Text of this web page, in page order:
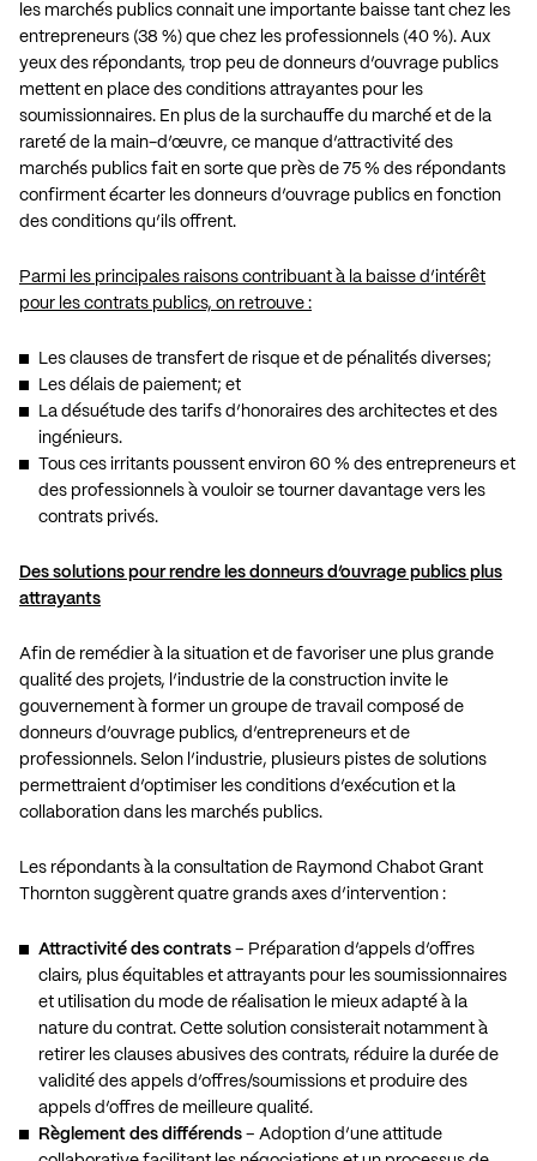
les marchés publics connait une importante baisse tant chez les
entrepreneurs (38 %) que chez les professionnels (40 %). Aux
yeux des répondants, trop peu de donneurs d’ouvrage publics
mettent en place des conditions attrayantes pour les
soumissionnaires. En plus de la surchauffe du marché et de la
rareté de la main-d’œuvre, ce manque d’attractivité des
marchés publics fait en sorte que près de 75 % des répondants
confirment écarter les donneurs d’ouvrage publics en fonction
des conditions qu’ils offrent.
Parmi les principales raisons contribuant à la baisse d’intérêt
pour les contrats publics, on retrouve :
Les clauses de transfert de risque et de pénalités diverses;
Les délais de paiement; et
La désuétude des tarifs d’honoraires des architectes et des
ingénieurs.
Tous ces irritants poussent environ 60 % des entrepreneurs et
des professionnels à vouloir se tourner davantage vers les
contrats privés.
Des solutions pour rendre les donneurs d’ouvrage publics plus
attrayants
Afin de remédier à la situation et de favoriser une plus grande
qualité des projets, l’industrie de la construction invite le
gouvernement à former un groupe de travail composé de
donneurs d’ouvrage publics, d’entrepreneurs et de
professionnels. Selon l’industrie, plusieurs pistes de solutions
permettraient d’optimiser les conditions d’exécution et la
collaboration dans les marchés publics.
Les répondants à la consultation de Raymond Chabot Grant
Thornton suggèrent quatre grands axes d’intervention :
Attractivité des contrats – Préparation d’appels d’offres
clairs, plus équitables et attrayants pour les soumissionnaires
et utilisation du mode de réalisation le mieux adapté à la
nature du contrat. Cette solution consisterait notamment à
retirer les clauses abusives des contrats, réduire la durée de
validité des appels d’offres/soumissions et produire des
appels d’offres de meilleure qualité.
Règlement des différends – Adoption d’une attitude